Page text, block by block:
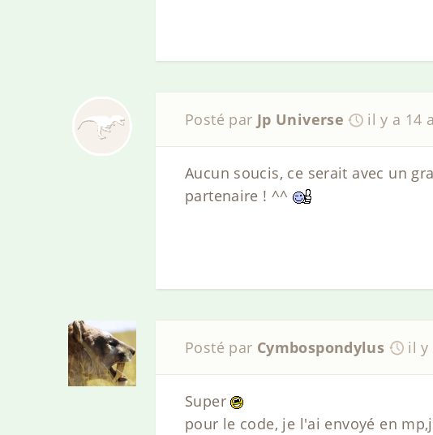
Posté par Jp Universe il y a 14
Aucun soucis, ce serait avec un
partenaire ! ^^
Posté par Cymbospondylus il y
Super
pour le code, je l'ai envoyé en